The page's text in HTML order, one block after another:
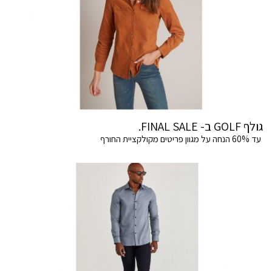
גולף GOLF ב- FINAL SALE.
עד 60% הנחה על מגוון פריטים מקולקציית החורף